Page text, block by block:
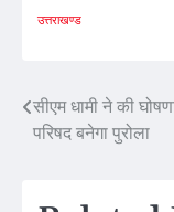
उत्तराखण्ड
Post
navigation
सीएम धामी ने की
परिषद बनेगा पुरोला